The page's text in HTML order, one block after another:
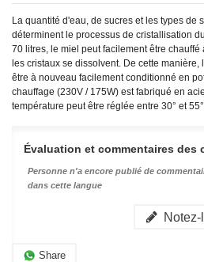
La quantité d'eau, de sucres et les types de
déterminent le processus de cristallisation
70 litres, le miel peut facilement être
les cristaux se dissolvent. De cette
être à nouveau facilement conditionné en
chauffage (230V / 175W) est fabriqué en
température peut être réglée entre 30° et
Évaluation et commentaires des
Personne n'a encore publié de
dans cette langue
Notez-
Share